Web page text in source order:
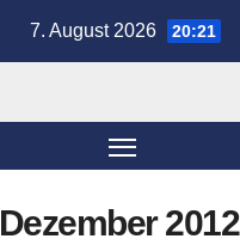
7. August 2026 20:21
Dezember 2012